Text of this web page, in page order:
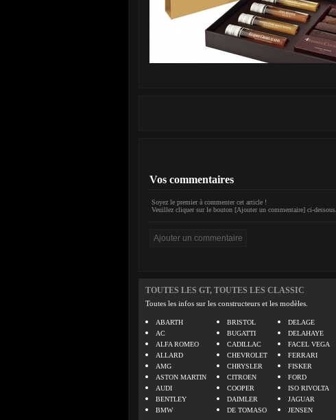
Vos commentaires
Soyez le premier à commenter cet article !
Veuillez cliquer sur le bouton [Ajouter un commentaire] ci-dessous.
TOUTES LES GT, TOUTES LES CLASSIC
Toutes les infos sur les constructeurs et les modèles.
ABARTH
AC
ALFA ROMEO
ALLARD
AMG
ASTON MARTIN
AUDI
BENTLEY
BMW
BRISTOL
BUGATTI
CADILLAC
CHEVROLET
CHRYSLER
CITROEN
COOPER
DAIMLER
DE TOMASO
DELAGE
DELAHAYE
FACEL VEGA
FERRARI
FISKER
FORD
ISO RIVOLTA
JAGUAR
JENSEN